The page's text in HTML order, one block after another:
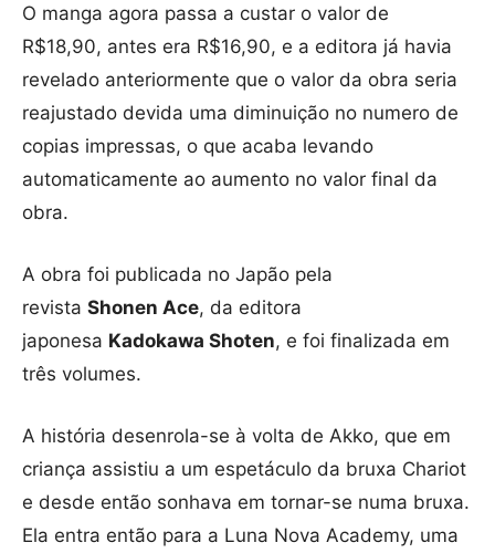
O manga agora passa a custar o valor de
R$18,90, antes era R$16,90, e a editora já havia
revelado anteriormente que o valor da obra seria
reajustado devida uma diminuição no numero de
copias impressas, o que acaba levando
automaticamente ao aumento no valor final da
obra.
A obra foi publicada no Japão pela
revista Shonen Ace, da editora
japonesa Kadokawa Shoten, e foi finalizada em
três volumes.
A história desenrola-se à volta de Akko, que em
criança assistiu a um espetáculo da bruxa Chariot
e desde então sonhava em tornar-se numa bruxa.
Ela entra então para a Luna Nova Academy, uma